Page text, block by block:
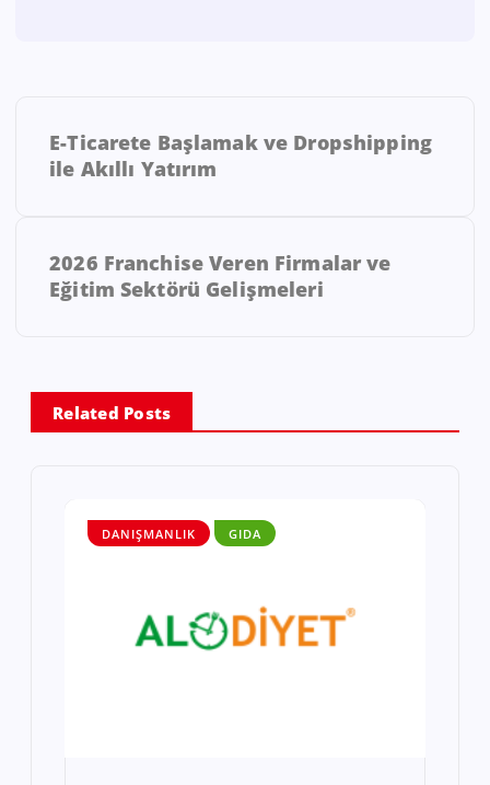
E-Ticarete Başlamak ve Dropshipping
ile Akıllı Yatırım
2026 Franchise Veren Firmalar ve
Eğitim Sektörü Gelişmeleri
Related Posts
DANIŞMANLIK GIDA